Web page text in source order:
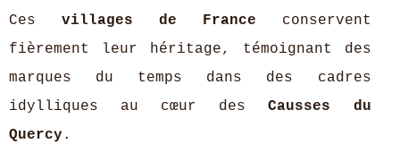
Ces villages de France conservent
fièrement leur héritage, témoignant des
marques du temps dans des cadres
idylliques au cœur desCausses du
Quercy .